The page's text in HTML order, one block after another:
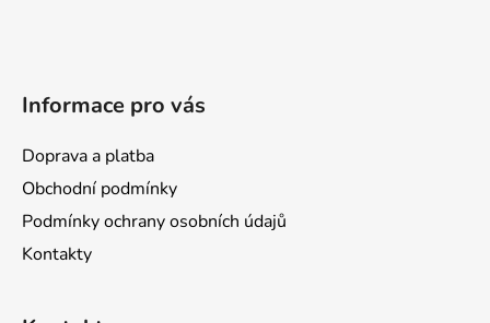
u
Informace pro vás
Doprava a platba
Obchodní podmínky
Podmínky ochrany osobních údajů
Kontakty